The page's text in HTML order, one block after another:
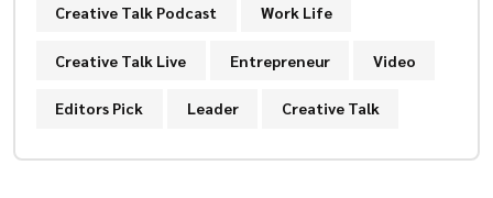
Creative Talk Podcast Work Life
Creative Talk Live Entrepreneur Video
Editors Pick Leader Creative Talk